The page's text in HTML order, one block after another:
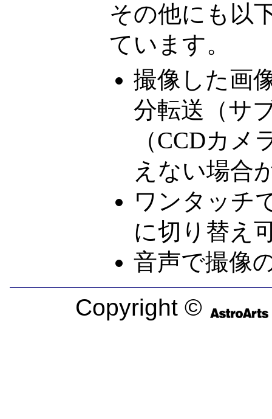
その他にも以
ています。
撮像した画
分転送（サ
（CCDカ
えない場合
ワンタッチ
に切り替え
音声で撮像
Copyright ©